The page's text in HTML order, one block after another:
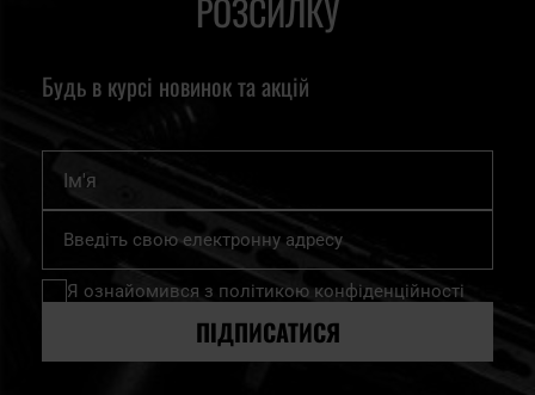
РОЗСИЛКУ
Будь в курсі новинок та акцій
Підпишіться
нашу
розсилку
Я ознайомився з політикою конфіденційності
ПІДПИСАТИСЯ